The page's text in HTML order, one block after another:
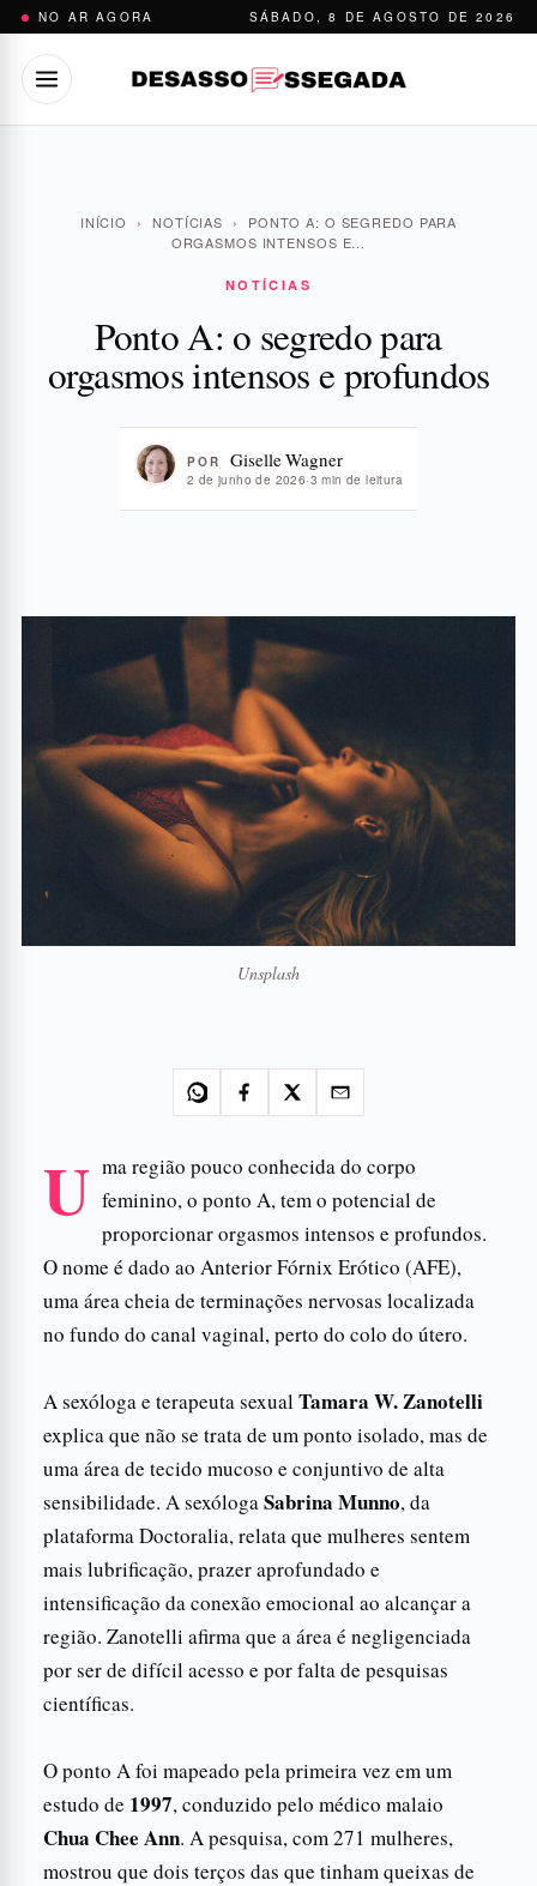
Pular
conteúdo
NO AR AGORA SÁBADO, 8 DE AGOSTO DE 2026
INÍCIO › NOTÍCIAS ›
PONTO A: O SEGREDO PARA
ORGASMOS INTENSOS E…
NOTÍCIAS
Ponto A: o segredo para
orgasmos intensos e profundos
POR Giselle Wagner
2 de junho de 2026·3 min de leitura
Unsplash
U ma região pouco conhecida do corpo
feminino, o ponto A, tem o potencial de
proporcionar orgasmos intensos e profundos.
O nome é dado ao Anterior Fórnix Erótico (AFE),
uma área cheia de terminações nervosas localizada
no fundo do canal vaginal, perto do colo do útero.
A sexóloga e terapeuta sexualTamara W. Zanotelli
explica que não se trata de um ponto isolado, mas de
uma área de tecido mucoso e conjuntivo de alta
sensibilidade. A sexólogaSabrina Munno, da
plataforma Doctoralia, relata que mulheres sentem
mais lubrificação, prazer aprofundado e
intensificação da conexão emocional ao alcançar a
região. Zanotelli afirma que a área é negligenciada
por ser de difícil acesso e por falta de pesquisas
científicas.
O ponto A foi mapeado pela primeira vez em um
estudo de 1997, conduzido pelo médico malaio
Chua Chee Ann. A pesquisa, com 271 mulheres,
mostrou que dois terços das que tinham queixas de